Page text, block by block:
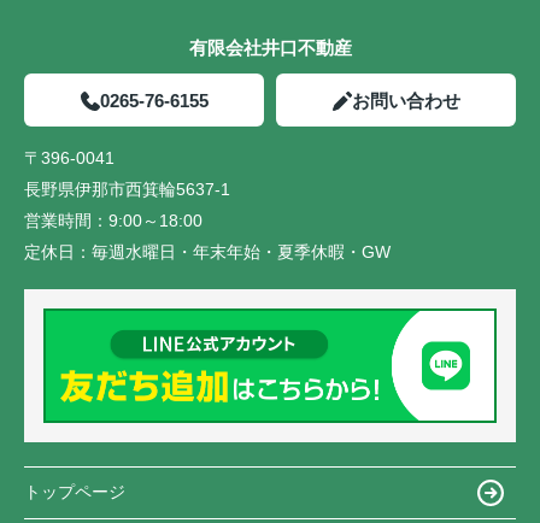
有限会社井口不動産
0265-76-6155 お問い合わせ
〒396-0041
長野県伊那市西箕輪5637-1
営業時間： 9:00～18:00
定休日： 毎週水曜日・年末年始・夏季休暇・GW
トップページ